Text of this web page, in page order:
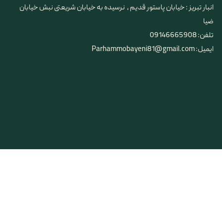
​​​​​​​انبار تبریز : خیابان پاستور قدیم ، نرسیده به خیابان شریعتی نبش خیابان
ضیا
تلفن: 09146665908
ایمیل: Parhammobayeni81@gmail.com